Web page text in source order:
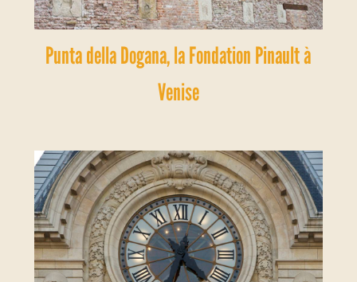
Punta della Dogana, la Fondation Pinault à
Venise